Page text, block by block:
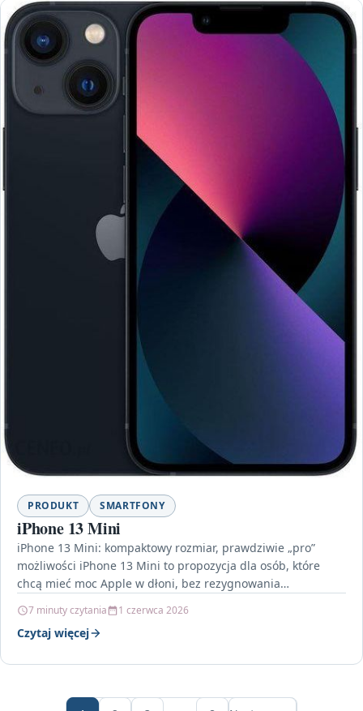
PRODUKT SMARTFONY
iPhone 13 Mini
iPhone 13 Mini: kompaktowy rozmiar, prawdziwie „pro”
możliwości iPhone 13 Mini to propozycja dla osób, które
chcą mieć moc Apple w dłoni, bez rezygnowania…
7 minuty czytania 1 czerwca 2026
Czytaj więcej